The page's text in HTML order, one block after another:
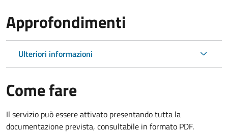
Approfondimenti
Ulteriori informazioni
Come fare
Il servizio può essere attivato presentando tutta la
documentazione prevista, consultabile in formato PDF.